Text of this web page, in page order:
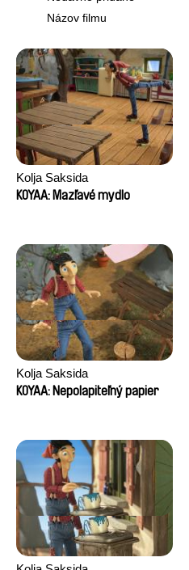
Názov filmu
Kolja Saksida
KOYAA: Mazľavé mydlo
Kolja Saksida
KOYAA: Nepolapiteľný papier